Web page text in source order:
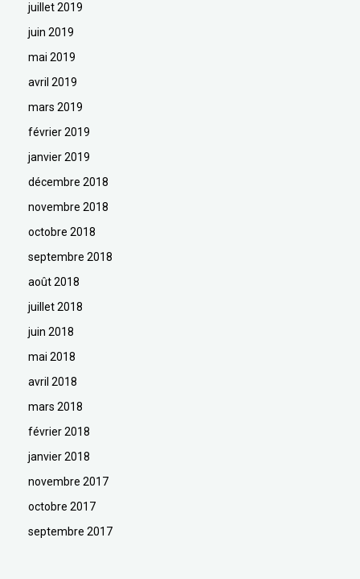
juillet 2019
juin 2019
mai 2019
avril 2019
mars 2019
février 2019
janvier 2019
décembre 2018
novembre 2018
octobre 2018
septembre 2018
août 2018
juillet 2018
juin 2018
mai 2018
avril 2018
mars 2018
février 2018
janvier 2018
novembre 2017
octobre 2017
septembre 2017